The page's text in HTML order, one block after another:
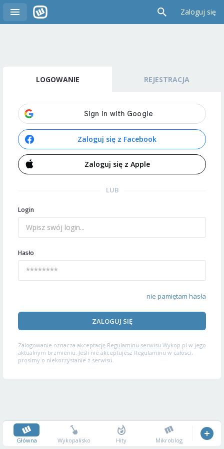
Zaloguj się
LOGOWANIE REJESTRACJA
Zaloguj się z Facebook
Zaloguj się z Apple
LUB
Login
Hasło
nie pamiętam hasła
ZALOGUJ SIĘ
Zalogowanie oznacza akceptację Regulaminu serwisu Wykop.pl w jego
aktualnym brzmieniu. Jeśli nie akceptujesz Regulaminu w całości,
prosimy o niekorzystanie z serwisu.
Główna Wykopalisko Hity Mikroblog